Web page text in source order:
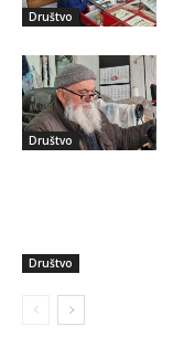
Društvo
Društvo
Društvo